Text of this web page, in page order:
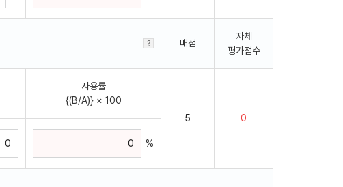
배점
자체
평가점수
사용률
{(B/A)} × 100
%